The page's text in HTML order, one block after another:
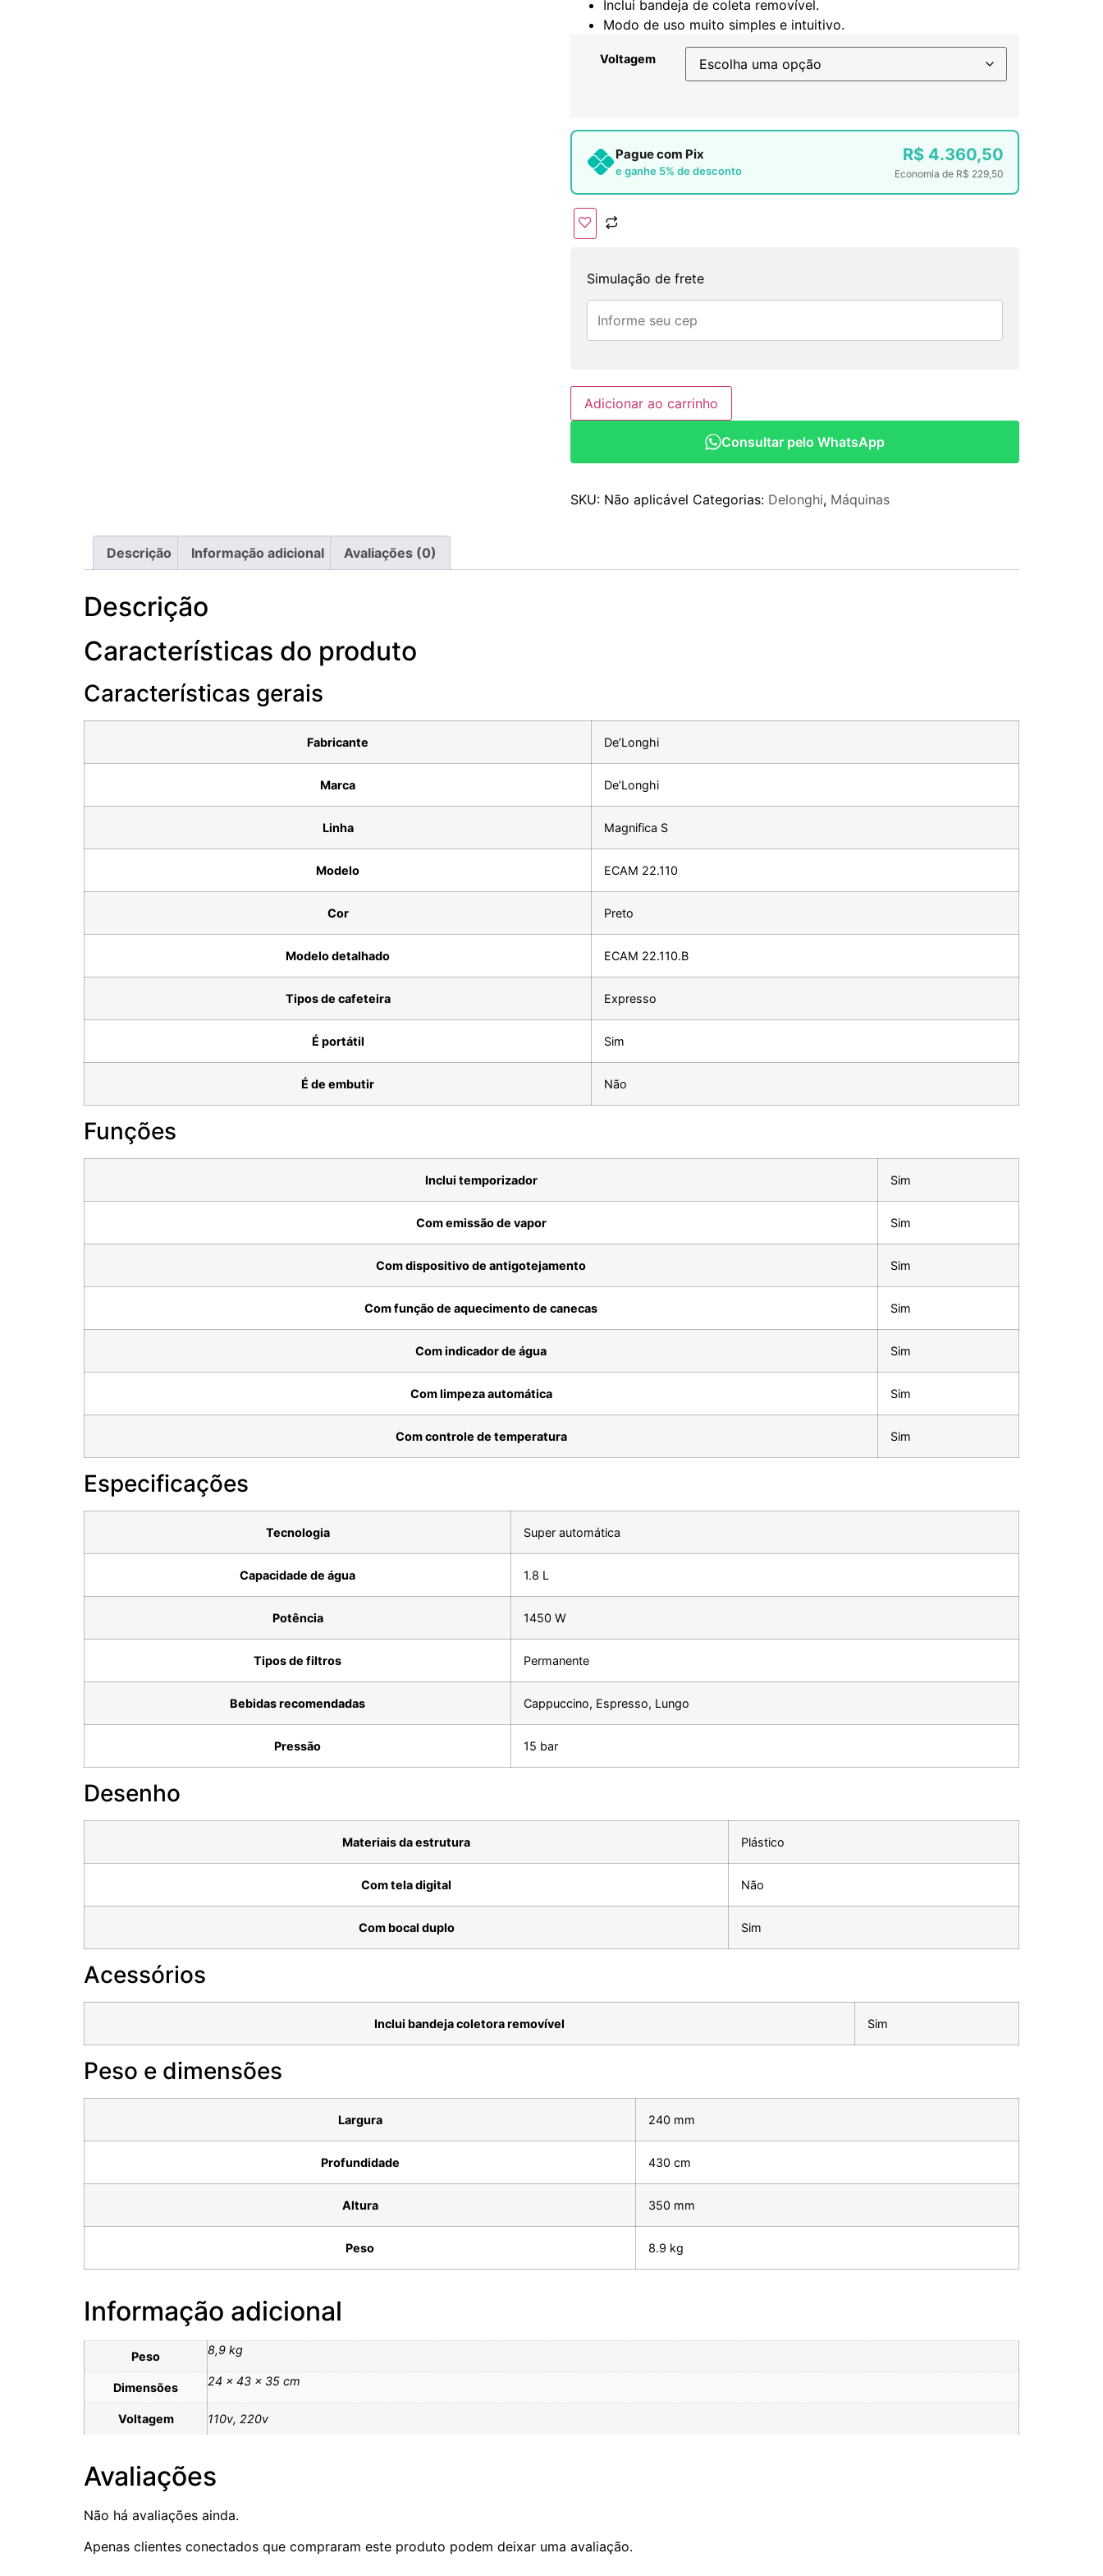
Inclui bandeja de coleta removível.
Modo de uso muito simples e intuitivo.
Voltagem
Pague com Pix
e ganhe 5% de desconto
R$4.360,50
Economia de R$ 229,50
Simulação de frete
Adicionar ao carrinho
Consultar pelo WhatsApp
SKU: Não aplicável Categorias: Delonghi, Máquinas
Descrição Informação adicional Avaliações (0)
Descrição
Características do produto
Características gerais
Fabricante De’Longhi
Marca De’Longhi
Linha Magnifica S
Modelo ECAM 22.110
Cor Preto
Modelo detalhado ECAM 22.110.B
Tipos de cafeteira Expresso
É portátil Sim
É de embutir Não
Funções
Inclui temporizador Sim
Com emissão de vapor Sim
Com dispositivo de antigotejamento Sim
Com função de aquecimento de canecas Sim
Com indicador de água Sim
Com limpeza automática Sim
Com controle de temperatura Sim
Especificações
Tecnologia Super automática
Capacidade de água 1.8 L
Potência 1450 W
Tipos de filtros Permanente
Bebidas recomendadas Cappuccino, Espresso, Lungo
Pressão 15 bar
Desenho
Materiais da estrutura Plástico
Com tela digital Não
Com bocal duplo Sim
Acessórios
Inclui bandeja coletora removível Sim
Peso e dimensões
Largura 240 mm
Profundidade 430 cm
Altura 350 mm
Peso 8.9 kg
Informação adicional
Peso 8,9 kg
Dimensões 24 × 43 × 35 cm
Voltagem 110v, 220v
Avaliações
Não há avaliações ainda.
Apenas clientes conectados que compraram este produto podem deixar uma avaliação.